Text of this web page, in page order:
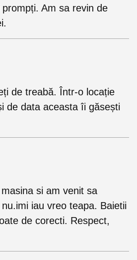
Am sa revin de
de treabă. Într-o locație
de data aceasta îi găsești
si am venit sa
iau vreo teapa. Baietii
de corecti. Respect,